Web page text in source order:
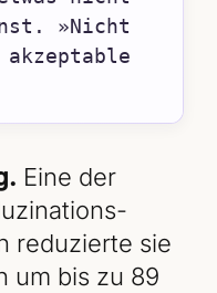
»Nicht
Eine der
reduzierte sie
um bis zu 89